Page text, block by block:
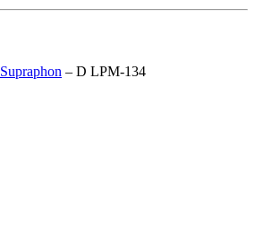
Supraphon ‎– D LPM-134